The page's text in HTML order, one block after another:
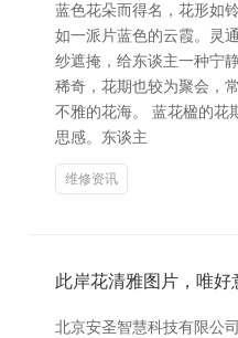
蓝色花朵而得名，花形如
如一派片蓝色的云霞。灵
纱遮掩，给东谈主一种宁
稀奇，花期也较为聚会，
不雅的花海。 蓝花楹的花
思感。东谈主
维修资讯
此岸花清雅图片，唯好
北京安圣智慧科技有限公